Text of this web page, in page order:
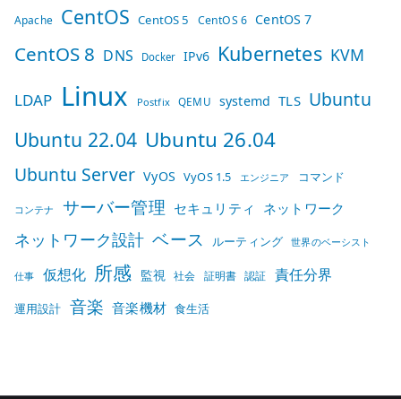
Apache CentOS CentOS 5 CentOS 6 CentOS 7
CentOS 8 DNS Docker IPv6 Kubernetes KVM
LDAP Linux Postfix QEMU systemd TLS Ubuntu
Ubuntu 22.04 Ubuntu 26.04
Ubuntu Server VyOS VyOS 1.5 エンジニア コマンド
コンテナ サーバー管理 セキュリティ ネットワーク
ネットワーク設計 ベース ルーティング 世界のベーシスト
仕事 仮想化 所感 監視 社会 証明書 認証 責任分界
運用設計 音楽 音楽機材 食生活